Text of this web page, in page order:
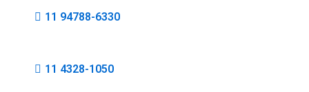
11 94788-6330
11 4328-1050